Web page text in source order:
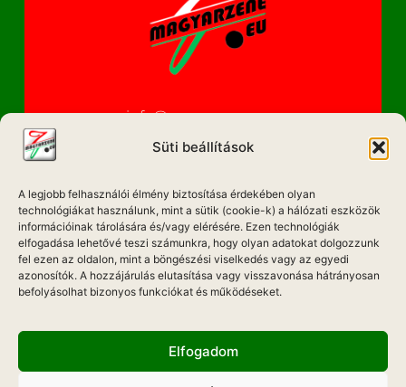
Süti beállítások
A legjobb felhasználói élmény biztosítása érdekében olyan
technológiákat használunk, mint a sütik (cookie-k) a hálózati eszközök
információinak tárolására és/vagy elérésére. Ezen technológiák
elfogadása lehetővé teszi számunkra, hogy olyan adatokat dolgozzunk
fel ezen az oldalon, mint a böngészési viselkedés vagy az egyedi
azonosítók. A hozzájárulás elutasítása vagy visszavonása hátrányosan
befolyásolhat bizonyos funkciókat és működéseket.
Elfogadom
info@magyarzene.eu
IMPRESSZUM
ETIKAI KÓDEX
MÉDIA AJÁNLAT
ADATKEZELÉSI NYILATKOZAT